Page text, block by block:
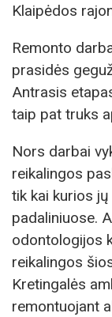
Klaipėdos
Remonto
prasidės
Antrasis
taip pat truks
Nors darbai
reikalingos
tik kai kurios
padaliniuose.
odontologijos
reikalingos
Kretingalės
remontuojant